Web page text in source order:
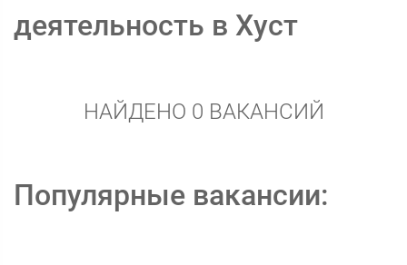
деятельность в Хуст
НАЙДЕНО 0 ВАКАНСИЙ
Популярные вакансии: